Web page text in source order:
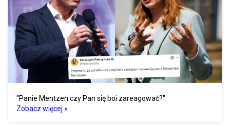
"Panie Mentzen czy Pan się boi zareagować?".
Zobacz więcej »